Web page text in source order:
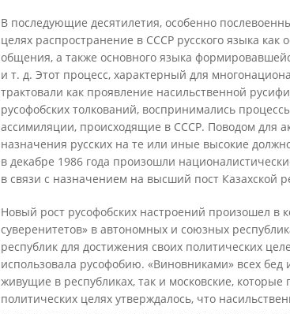
В последующие десятилетия, особенно
целях распространение в СССР русского языка
общения, а также основного языка
и т. д. Этот процесс, характерный для
трактовали как проявление насильственной
русофобских толкований, воспринимались
ассимиляции, происходящие в СССР. Поводом для
назначения русских на те или иные высокие
в декабре 1986 года произошли
в связи с назначением на высший пост Казахской
Новый рост русофобских настроений произошел в
суверенитетов» в автономных и союзных
республик для достижения своих политических
использовала русофобию. «Виновниками» всех бед
живущие в республиках, так и московские,
политических целях утверждалось, что